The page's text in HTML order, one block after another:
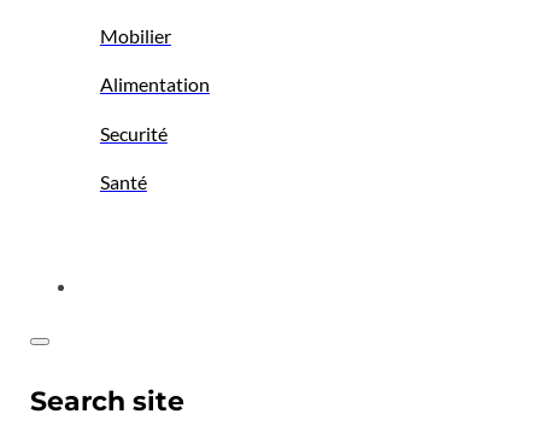
Mobilier
Alimentation
Securité
Santé
Search site